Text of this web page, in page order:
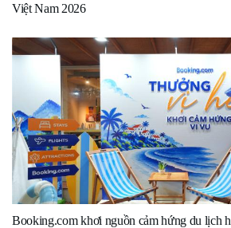
Việt Nam 2026
Booking.com khơi nguồn cảm hứng du lịch